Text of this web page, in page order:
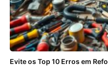
Evite os Top 10 Erros em